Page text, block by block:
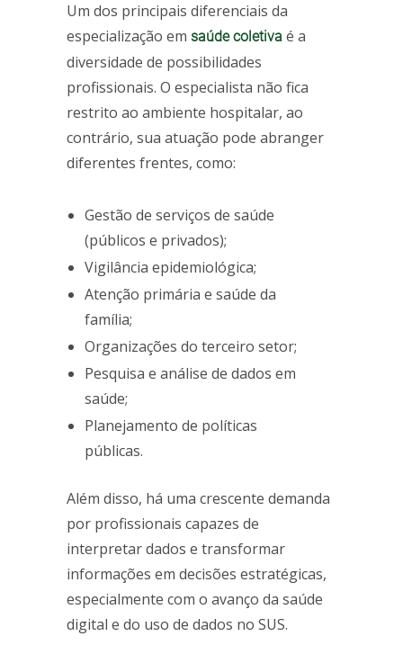
Um dos principais diferenciais da
especialização em saúde coletiva é a
diversidade de possibilidades
profissionais. O especialista não fica
restrito ao ambiente hospitalar, ao
contrário, sua atuação pode abranger
diferentes frentes, como:
Gestão de serviços de saúde
(públicos e privados);
Vigilância epidemiológica;
Atenção primária e saúde da
família;
Organizações do terceiro setor;
Pesquisa e análise de dados em
saúde;
Planejamento de políticas
públicas.
Além disso, há uma crescente demanda
por profissionais capazes de
interpretar dados e transformar
informações em decisões estratégicas,
especialmente com o avanço da saúde
digital e do uso de dados no SUS.